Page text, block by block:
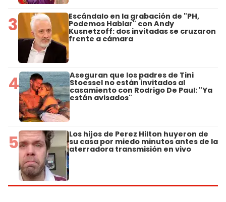
3 Escándalo en la grabación de "PH,
Podemos Hablar" con Andy
Kusnetzoff: dos invitadas se cruzaron
frente a cámara
4 Aseguran que los padres de Tini
Stoessel no están invitados al
casamiento con Rodrigo De Paul: "Ya
están avisados"
5 Los hijos de Perez Hilton huyeron de
su casa por miedo minutos antes de la
aterradora transmisión en vivo